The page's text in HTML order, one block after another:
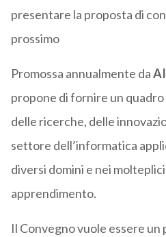
presentare la proposta di
prossimo
Promossa annualmente da
propone di fornire un
delle ricerche, delle
settore dell’informatica
diversi domini e nei
apprendimento.
Il Convegno vuole essere